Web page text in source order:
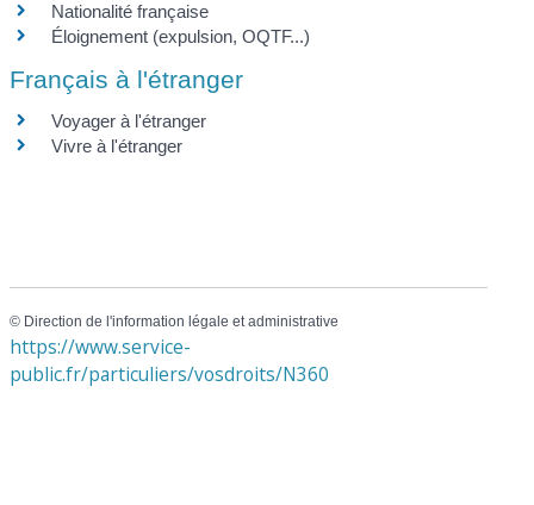
Nationalité française
Éloignement (expulsion, OQTF...)
Français à l'étranger
Voyager à l'étranger
Vivre à l'étranger
© Direction de l'information légale et administrative
https://www.service-
public.fr/particuliers/vosdroits/N360